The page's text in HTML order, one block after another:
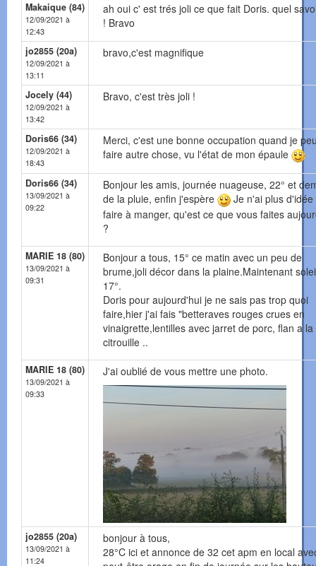
Makaique (84)
12/09/2021 à
12:43
ah oui c' est trés joli ce que fait Doris. quel
! Bravo
jo2855 (20a)
12/09/2021 à
13:11
bravo,c'est magnifique
Jocely (44)
12/09/2021 à
13:42
Bravo, c'est très joli !
Doris66 (34)
12/09/2021 à
18:43
Merci, c'est une bonne occupation quand je
faire autre chose, vu l'état de mon épaule
Doris66 (34)
13/09/2021 à
09:22
Bonjour les amis, journée nuageuse, 22° et
de la pluie, enfin j'espère
Je n'ai plus
faire à manger, qu'est ce que vous faites
?
MARIE 18 (80)
13/09/2021 à
09:31
Bonjour a tous, 15° ce matin avec un peu de
brume,joli décor dans la plaine.Maintenant
17°.
Doris pour aujourd'hui je ne sais pas trop quoi
faire,hier j'ai fais "betteraves rouges crues en
vinaigrette,lentilles avec jarret de porc, flan a la
citrouille ..
MARIE 18 (80)
13/09/2021 à
09:33
J'ai oublié de vous mettre une photo.
jo2855 (20a)
13/09/2021 à
11:24
bonjour à tous,
28°C ici et annonce de 32 cet apm en local